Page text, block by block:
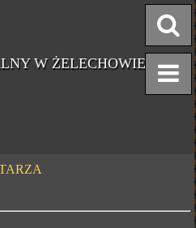
W ŻELECHOWIE